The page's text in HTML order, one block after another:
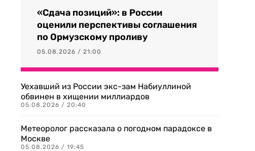
«Сдача позиций»: в России
оценили перспективы соглашения
по Ормузскому проливу
05.08.2026 / 21:00
Уехавший из России экс-зам Набиуллиной
обвинен в хищении миллиардов
05.08.2026 / 20:40
Метеоролог рассказала о погодном парадоксе в
Москве
05.08.2026 / 19:45